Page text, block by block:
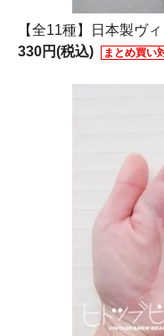
【全11種】日本製ヴ
330円(税込)
まとめ買い